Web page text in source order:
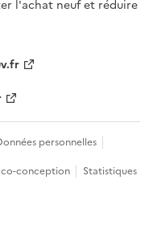
l'achat neuf et réduire
personnelles
conception
Statistiques